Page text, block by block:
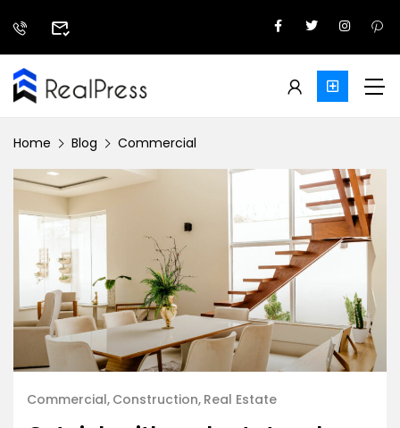
Home Blog Commercial
Commercial Construction Real Estate